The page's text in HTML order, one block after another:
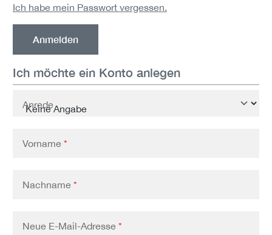
Ich habe mein Passwort vergessen.
Anmelden
Ich möchte ein Konto anlegen
Persönliche Informationen
Anrede
Vorname *
Nachname *
Neue E-Mail-Adresse *